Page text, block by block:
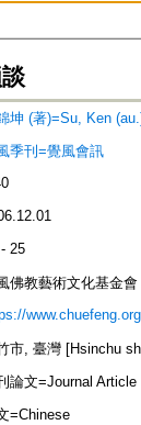
坤 (著)=Su, Ken
季刊=覺風會訊
25
佛教藝術文化基金會
市, 臺灣 [Hsinchu
論文=Journal Article
=Chinese